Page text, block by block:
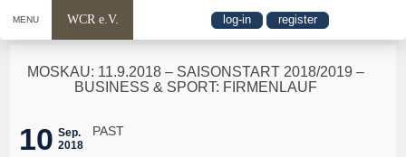
MENU WCR e.V. log-in register
MOSKAU: 11.9.2018 – SAISONSTART 2018/2019 –
BUSINESS & SPORT: FIRMENLAUF
10 Sep.
2018
PAST